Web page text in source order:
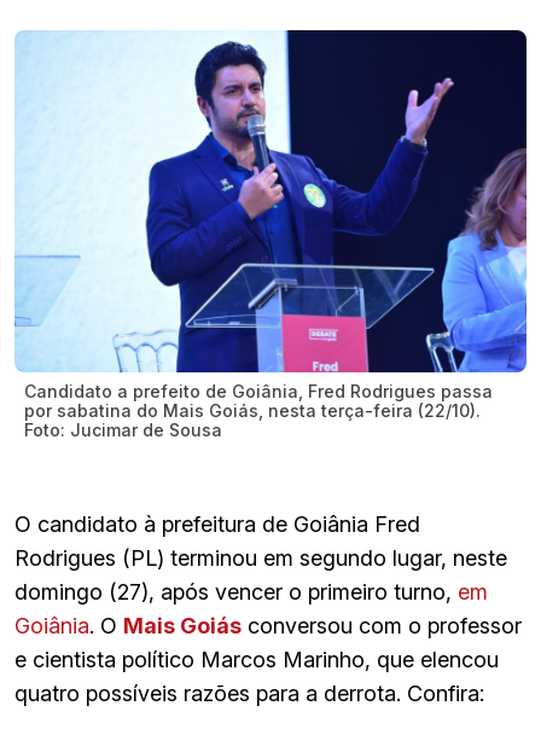
Candidato a prefeito de Goiânia, Fred Rodrigues passa
por sabatina do Mais Goiás, nesta terça-feira (22/10).
Foto: Jucimar de Sousa
O candidato à prefeitura de Goiânia Fred
Rodrigues (PL) terminou em segundo lugar, neste
domingo (27), após vencer o primeiro turno, em
Goiânia. O Mais Goiás conversou com o professor
e cientista político Marcos Marinho, que elencou
quatro possíveis razões para a derrota. Confira: